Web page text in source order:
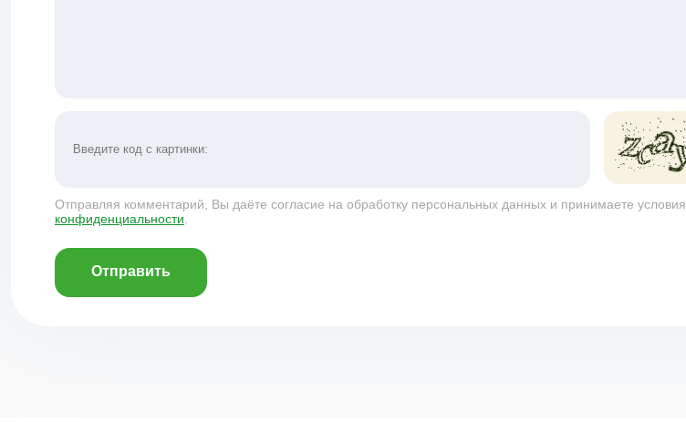
Отправляя комментарий, Вы даёте согласие на обработку персональных данных и принимаете условия
конфиденциальности
Отправить